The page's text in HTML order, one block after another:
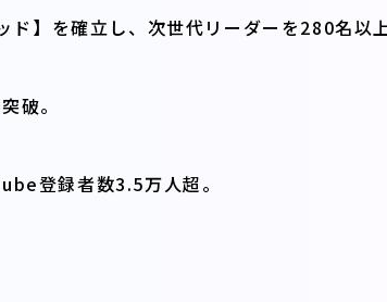
ド】を確立し、次世代リーダーを280名以
破。
登録者数3.5万人超。